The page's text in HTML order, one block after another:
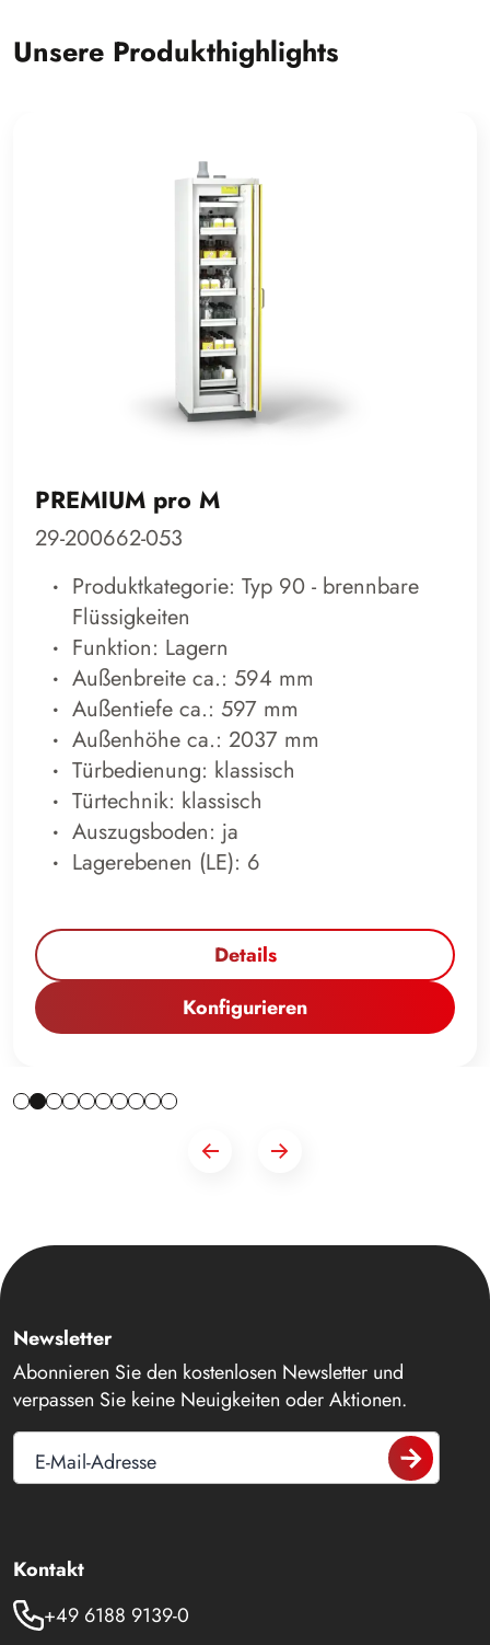
Unsere Produkthighlights
PREMIUM pro M
29-200662-053
Produktkategorie: Typ 90 - brennbare
Flüssigkeiten
Funktion: Lagern
Außenbreite ca.: 594 mm
Außentiefe ca.: 597 mm
Außenhöhe ca.: 2037 mm
Türbedienung: klassisch
Türtechnik: klassisch
Auszugsboden: ja
Lagerebenen (LE): 6
Details
Konfigurieren
Newsletter
Abonnieren Sie den kostenlosen Newsletter und
verpassen Sie keine Neuigkeiten oder Aktionen.
E-Mail-Adresse
Kontakt
+49 6188 9139-0